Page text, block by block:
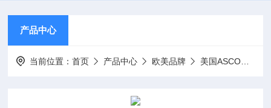
产品中心
当前位置：首页 产品中心 欧美品牌 美国ASCO阿斯卡